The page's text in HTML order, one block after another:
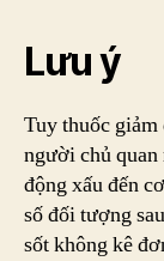
Lưu ý
Tuy thuốc giảm
người chủ
động xấu đến
số đối tượng
sốt không kê